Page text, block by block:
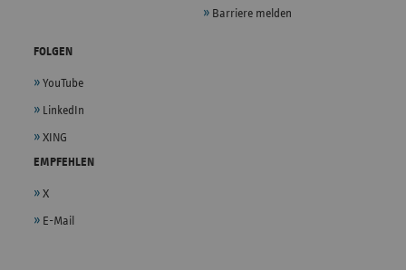
Barriere melden
FOLGEN
YouTube
LinkedIn
XING
EMPFEHLEN
X
E-Mail